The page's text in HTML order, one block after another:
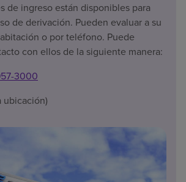
de ingreso están disponibles para
de derivación. Pueden evaluar a su
o por teléfono. Puede
con ellos de la siguiente manera:
3000
ubicación)